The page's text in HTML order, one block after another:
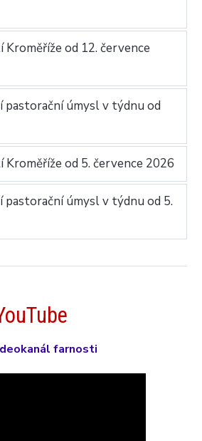
od 12. července
pastorační úmysl v týdnu od
od 5. července 2026
pastorační úmysl v týdnu od 5.
farnosti